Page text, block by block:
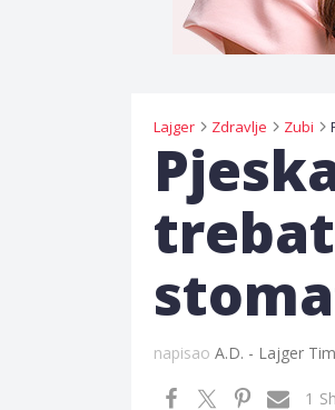
Lajger Zdravlje Zubi
napisao A.D. - Lajger Tim
1